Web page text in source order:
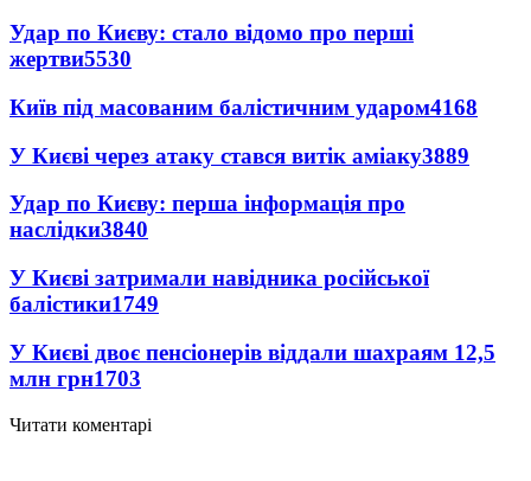
Удар по Києву: стало відомо про перші
жертви5530
Київ під масованим балістичним ударом4168
У Києві через атаку стався витік аміаку3889
Удар по Києву: перша інформація про
наслідки3840
У Києві затримали навідника російської
балістики1749
У Києві двоє пенсіонерів віддали шахраям 12,5
млн грн1703
Читати коментарі